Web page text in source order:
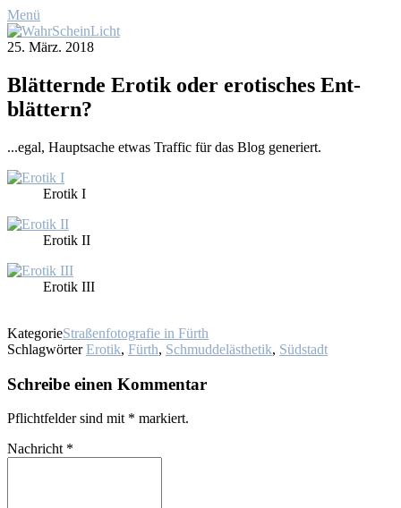
Menü
25. März. 2018
Blät­tern­de Ero­tik oder ero­ti­sches Ent­
blät­tern?
...egal, Haupt­sa­che et­was Traf­fic für das Blog ge­ne­riert.
Ero­tik I
Ero­tik II
Ero­tik III
KategorieStraßenfotografie in Fürth
Schlagwörter Erotik, Fürth, Schmuddelästhetik, Südstadt
Schreibe einen Kommentar
Pflichtfelder sind mit * markiert.
Nachricht *